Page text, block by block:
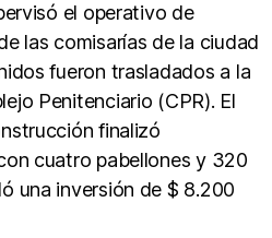
el operativo de
las comisarías de la ciudad
fueron trasladados a la
Penitenciario (CPR). El
finalizó
cuatro pabellones y 320
una inversión de $ 8.200